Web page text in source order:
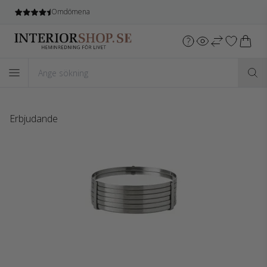
Omdömena
Erbjudande